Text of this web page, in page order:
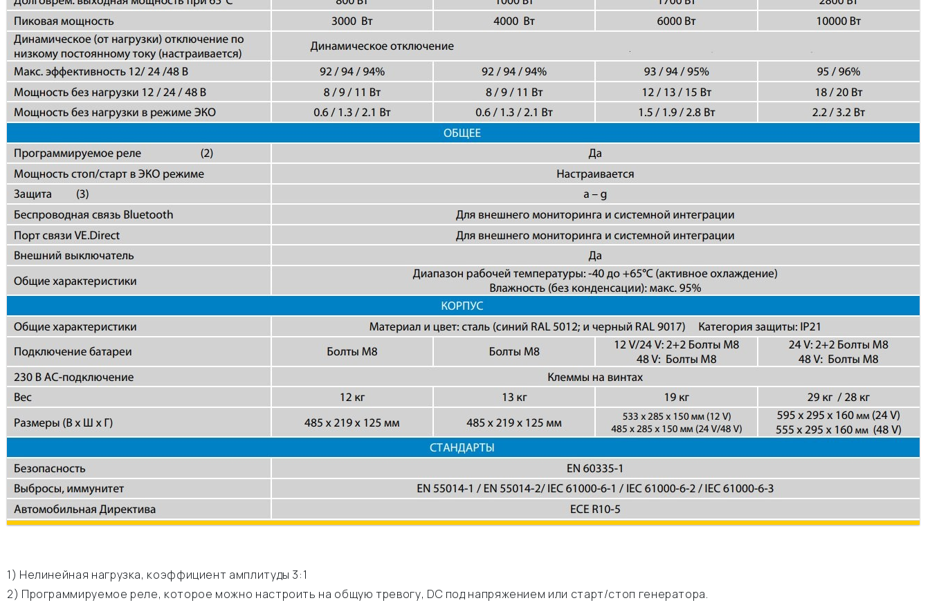
1) Нелинейная нагрузка, коэффициент амплитуды 3:1
2) Программируемое реле, которое можно настроить на общую тревогу, DC под напряжением или старт/стоп генератора.